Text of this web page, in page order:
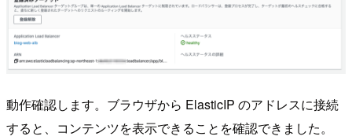
動作確認します。ブラウザから ElasticIP のアドレスに接続
すると、コンテンツを表示できることを確認できました。